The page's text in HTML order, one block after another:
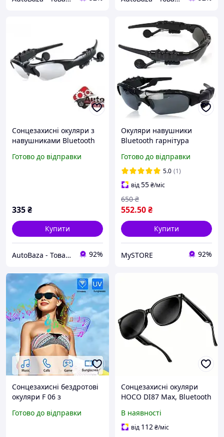
Сонцезахисні окуляри з
навушниками Вluetooth
гарнітурою, Cпортивні
Готово до відправки
335₴
Купити
AutoBaza - Товари для автомобілей та життя 92%
Окуляри навушники
Bluetooth гарнітура
окуляри з навушниками
Готово до відправки
5.0 (1)
від55₴/міс
552.50₴
650 ₴
Купити
MySTORE 92%
Сонцезахисні бездротові
окуляри F 06 з
динаміки та мікрофон
Готово до відправки
Сонцезахисні окуляри
HOCO DI87 Max, Bluetooth
Air Conduction 8 годин
для авто
В наявності
від 112₴/міс